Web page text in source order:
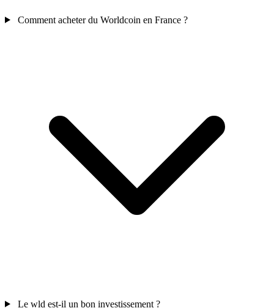
Comment acheter du Worldcoin en France ?
Le wld est-il un bon investissement ?